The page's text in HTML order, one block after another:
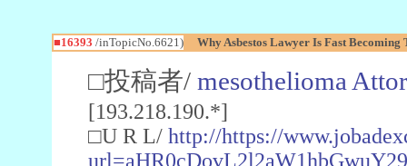
■16393 /inTopicNo.6621) Why Asbestos Lawyer Is Fast
□投稿者/ mesothelioma
[193.218.190.*]
□U R L/ http://https://